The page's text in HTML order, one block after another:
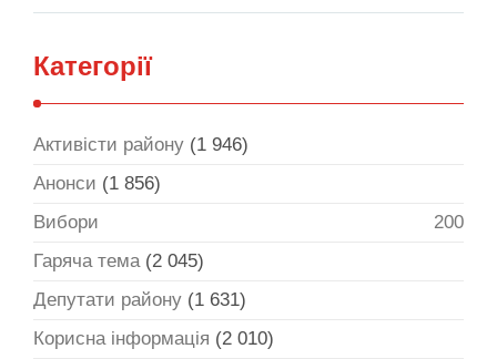
Категорії
Активісти району (1 946)
Анонси (1 856)
Вибори
200
Гаряча тема (2 045)
Депутати району (1 631)
Корисна інформація (2 010)